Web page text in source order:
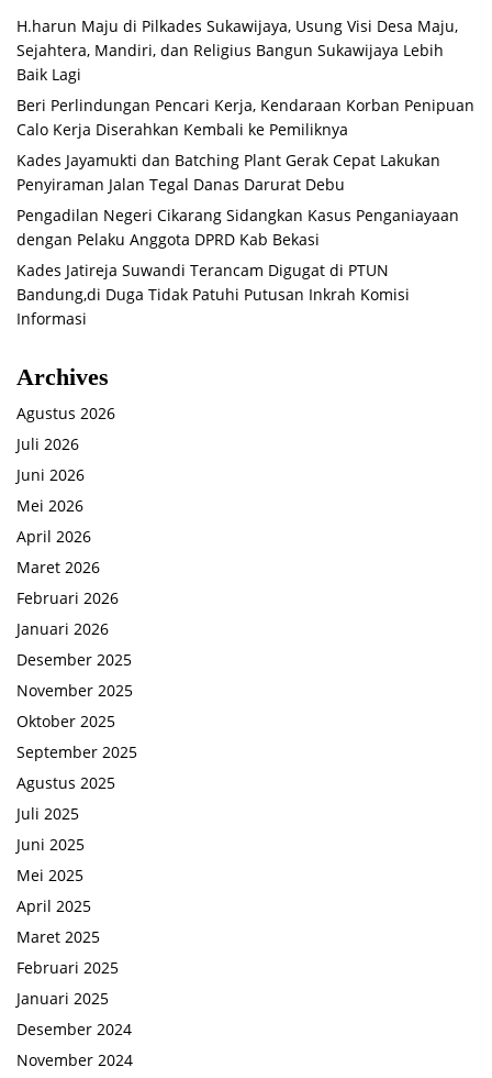
H.harun Maju di Pilkades Sukawijaya, Usung Visi Desa Maju,
Sejahtera, Mandiri, dan Religius Bangun Sukawijaya Lebih
Baik Lagi
Beri Perlindungan Pencari Kerja, Kendaraan Korban Penipuan
Calo Kerja Diserahkan Kembali ke Pemiliknya
Kades Jayamukti dan Batching Plant Gerak Cepat Lakukan
Penyiraman Jalan Tegal Danas Darurat Debu
Pengadilan Negeri Cikarang Sidangkan Kasus Penganiayaan
dengan Pelaku Anggota DPRD Kab Bekasi
Kades Jatireja Suwandi Terancam Digugat di PTUN
Bandung,di Duga Tidak Patuhi Putusan Inkrah Komisi
Informasi
Archives
Agustus 2026
Juli 2026
Juni 2026
Mei 2026
April 2026
Maret 2026
Februari 2026
Januari 2026
Desember 2025
November 2025
Oktober 2025
September 2025
Agustus 2025
Juli 2025
Juni 2025
Mei 2025
April 2025
Maret 2025
Februari 2025
Januari 2025
Desember 2024
November 2024